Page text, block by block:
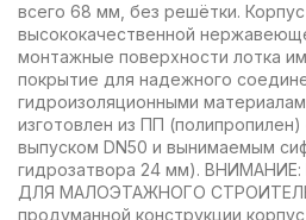
всего 68 мм, без решётки. Корпус
высококачественной
монтажные поверхности лотка
покрытие для надежного
гидроизоляционными
изготовлен из ПП
выпуском DN50 и вынимаемым
гидрозатвора 24 мм).
ДЛЯ МАЛОЭТАЖНОГО
продуманной конструкции